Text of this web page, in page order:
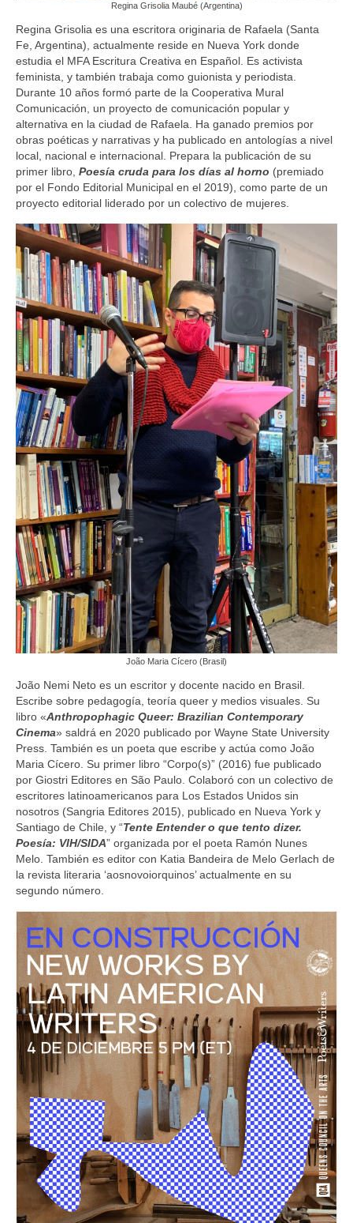
Regina Grisolia Maubé (Argentina)
Regina Grisolia es una escritora originaria de Rafaela (Santa
Fe, Argentina), actualmente reside en Nueva York donde
estudia el MFA Escritura Creativa en Español. Es activista
feminista, y también trabaja como guionista y periodista.
Durante 10 años formó parte de la Cooperativa Mural
Comunicación, un proyecto de comunicación popular y
alternativa en la ciudad de Rafaela. Ha ganado premios por
obras poéticas y narrativas y ha publicado en antologías a nivel
local, nacional e internacional. Prepara la publicación de su
primer libro, Poesía cruda para los días al horno (premiado
por el Fondo Editorial Municipal en el 2019), como parte de un
proyecto editorial liderado por un colectivo de mujeres.
João Maria Cícero (Brasil)
João Nemi Neto es un escritor y docente nacido en Brasil.
Escribe sobre pedagogía, teoría queer y medios visuales. Su
libro «Anthropophagic Queer: Brazilian Contemporary
Cinema» saldrá en 2020 publicado por Wayne State University
Press. También es un poeta que escribe y actúa como João
Maria Cícero. Su primer libro “Corpo(s)” (2016) fue publicado
por Giostri Editores en São Paulo. Colaboró con un colectivo de
escritores latinoamericanos para Los Estados Unidos sin
nosotros (Sangria Editores 2015), publicado en Nueva York y
Santiago de Chile, y “Tente Entender o que tento dizer.
Poesía: VIH/SIDA” organizada por el poeta Ramón Nunes
Melo. También es editor con Katia Bandeira de Melo Gerlach de
la revista literaria ‘aosnovoiorquinos’ actualmente en su
segundo número.